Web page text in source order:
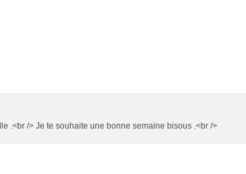
.<br /> Je te souhaite une bonne semaine bisous .<br />